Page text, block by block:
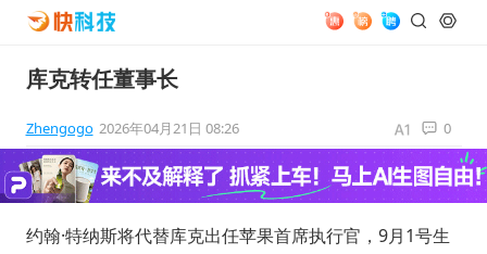
库克转任董事长
Zhengogo 2026年04月21日 08:26 0
约翰·特纳斯将代替库克出任苹果首席执行官，9月1号生